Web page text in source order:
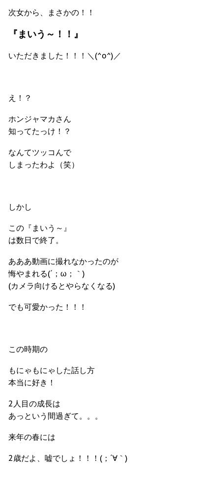
次女から、まさかの！！
『まいう～！！』
いただきました！！！＼(^o^)／
え！？
ホンジャマカさん
知ってたっけ！？
なんてツッコんで
しまったわよ（笑）
しかし
この『まいう～』
は数日で終了。
あああ動画に撮れなかったのが
悔やまれる(´；ω；｀)
(カメラ向けるとやらなくなる)
でも可愛かった！！！
この時期の
もにゃもにゃした話し方
本当に好き！
2人目の成長は
あっという間過ぎて。。。
来年の春には
2歳だよ、嘘でしょ！！！(；´∀｀)